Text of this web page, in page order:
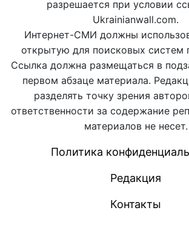
разрешается при условии
Ukrainianwall.com.
Интернет-СМИ должны
открытую для поисковых систем
Ссылка должна размещаться в
первом абзаце материала.
разделять точку зрения
ответственности за содержание
материалов не несет.
Политика
Редакция
Контакты